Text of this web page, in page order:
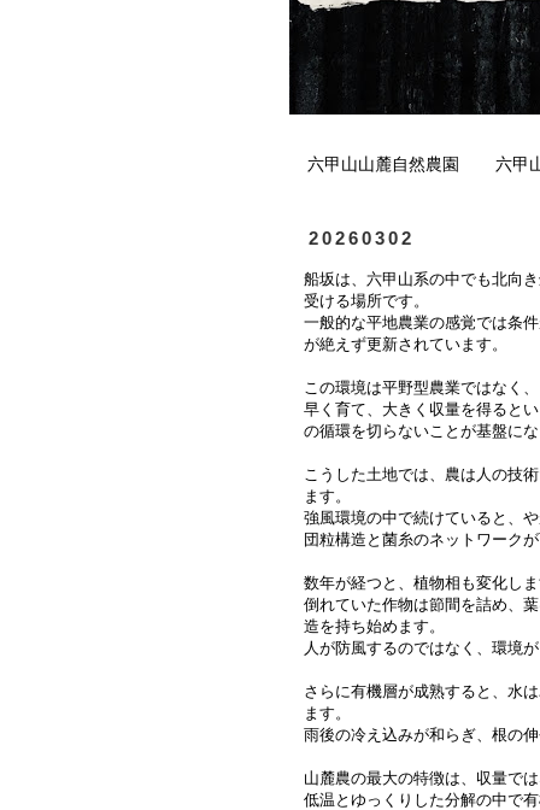
六甲山山麓自然農園 六甲
20260302
船坂は、六甲山系の中でも北向
受ける場所です。
一般的な平地農業の感覚では条
が絶えず更新されています。
この環境は平野型農業ではなく
早く育て、大きく収量を得ると
の循環を切らないことが基盤に
こうした土地では、農は人の技
ます。
強風環境の中で続けていると、
団粒構造と菌糸のネットワーク
数年が経つと、植物相も変化し
倒れていた作物は節間を詰め、
造を持ち始めます。
人が防風するのではなく、環境
さらに有機層が成熟すると、水
ます。
雨後の冷え込みが和らぎ、根の
山麓農の最大の特徴は、収量で
低温とゆっくりした分解の中で